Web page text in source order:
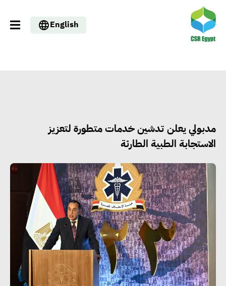
English
مدبولي يعلن تدشين خدمات متطورة لتعزيز
الاستجابة الطبية الطارئة